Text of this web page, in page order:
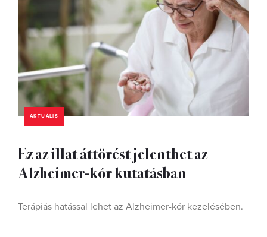
AKTUÁLIS
Ez az illat áttörést jelenthet az
Alzheimer-kór kutatásban
Terápiás hatással lehet az Alzheimer-kór kezelésében.